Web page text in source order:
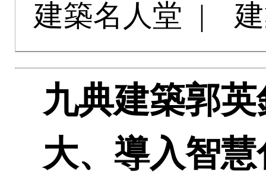
建築名人堂 |
九典建築郭
大、導入智